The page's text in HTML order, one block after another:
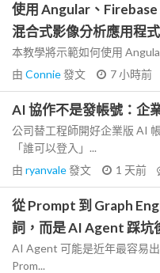
使用 Angular、
混合式影像分析應用程式
本教學將示範如何使用
由 Connie發文 7 小時前
AI 協作不是發帳號：企
公司替工程師開好企業版 AI
「誰可以登入」...
由 ryanvale發文 1 天前
從 Prompt 到 Graph
詞，而是 AI Agent 踩坑
AI Agent 可能是近年最容易
Prom...